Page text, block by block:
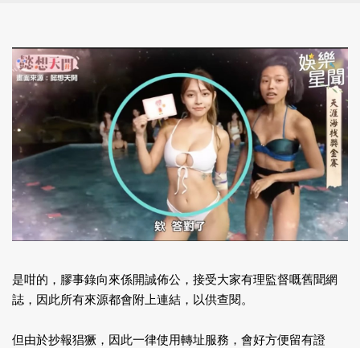
是咁的，膠事錄向來係開誠佈公，接受大家有理監督嘅舊聞網
誌，因此所有來源都會附上連結，以供查閱。
但由於抄報猖獗，因此一律使用轉址服務，會好方便留有證